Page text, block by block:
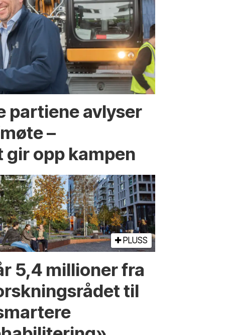
partiene avlyser
–
opp kampen
PLUSS
5,4 millioner fra
til